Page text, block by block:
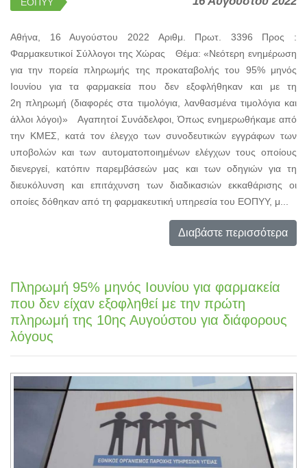
Αθήνα, 16 Αυγούστου 2022 Αριθμ. Πρωτ. 3396 Προς :
Φαρμακευτικοί Σύλλογοι της Χώρας Θέμα: «Νεότερη ενημέρωση
για την πορεία πληρωμής της προκαταβολής του 95% μηνός
Ιουνίου για τα φαρμακεία που δεν εξοφλήθηκαν και με τη
2η πληρωμή (διαφορές στα τιμολόγια, λανθασμένα τιμολόγια και
άλλοι λόγοι)» Αγαπητοί Συνάδελφοι, Όπως ενημερωθήκαμε από
την ΚΜΕΣ, κατά τον έλεγχο των συνοδευτικών εγγράφων των
υποβολών και των αυτοματοποιημένων ελέγχων τους οποίους
διενεργεί, κατόπιν παρεμβάσεών μας και των οδηγιών για τη
διευκόλυνση και επιτάχυνση των διαδικασιών εκκαθάρισης οι
οποίες δόθηκαν από τη φαρμακευτική υπηρεσία του ΕΟΠΥΥ, μ...
Διαβάστε περισσότερα
Πληρωμή 95% μηνός Ιουνίου για φαρμακεία
που δεν είχαν εξοφληθεί με την πρώτη
πληρωμή της 10ης Αυγούστου για διάφορους
λόγους